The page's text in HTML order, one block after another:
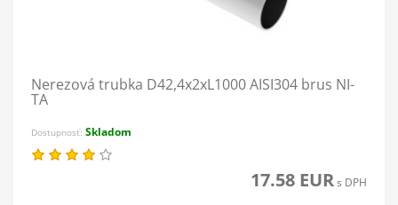
Nerezová trubka D42,4x2xL1000 AISI304 brus NI-
TA
Dostupnosť: Skladom
17.58 EURs DPH